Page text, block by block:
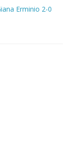
Erminio 2-0